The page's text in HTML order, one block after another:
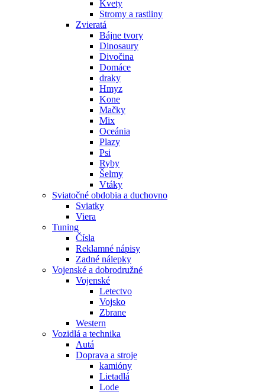
Kvety
Stromy a rastliny
Zvieratá
Bájne tvory
Dinosaury
Divočina
Domáce
draky
Hmyz
Kone
Mačky
Mix
Oceánia
Plazy
Psi
Ryby
Šelmy
Vtáky
Sviatočné obdobia a duchovno
Sviatky
Viera
Tuning
Čísla
Reklamné nápisy
Zadné nálepky
Vojenské a dobrodružné
Vojenské
Letectvo
Vojsko
Zbrane
Western
Vozidlá a technika
Autá
Doprava a stroje
kamióny
Lietadlá
Lode